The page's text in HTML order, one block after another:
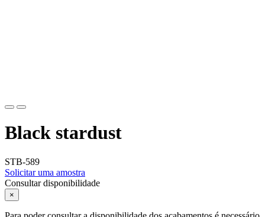
Black stardust
STB-589
Solicitar uma amostra
Consultar disponibilidade
×